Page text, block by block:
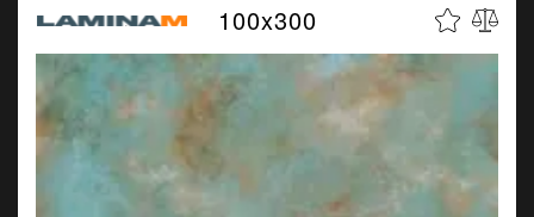
100x300